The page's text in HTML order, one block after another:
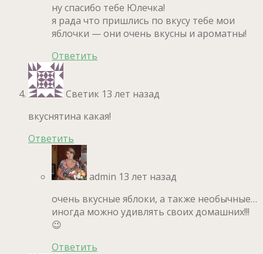
ну спасибо тебе Юлечка!
я рада что пришлись по вкусу тебе мои
яблочки — они очень вкусны и ароматны!
Ответить
Светик 13 лет назад
вкуснятина какая!
Ответить
admin 13 лет назад
очень вкусные яблоки, а также необычные…
иногда можно удивлять своих домашних!!!
😉
Ответить